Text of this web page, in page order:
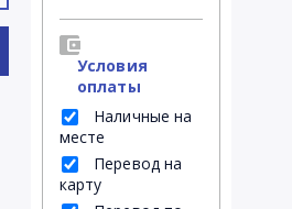
Условия
оплаты
Наличные на
месте
Перевод на
карту